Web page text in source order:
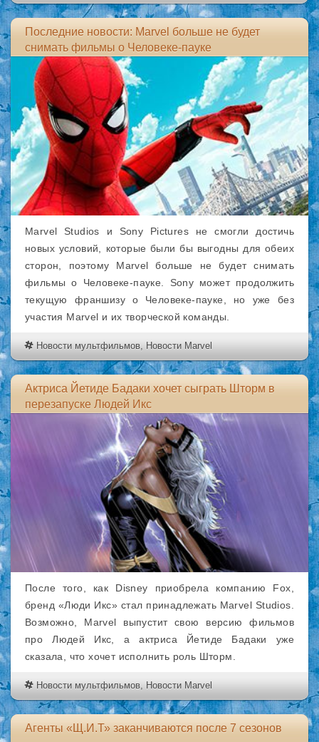
Последние новости: Marvel больше не будет
снимать фильмы о Человеке-пауке
Marvel Studios и Sony Pictures не смогли достичь
новых условий, которые были бы выгодны для обеих
сторон, поэтому Marvel больше не будет снимать
фильмы о Человеке-пауке. Sony может продолжить
текущую франшизу о Человеке-пауке, но уже без
участия Marvel и их творческой команды.
Новости мультфильмов, Новости Marvel
Актриса Йетиде Бадаки хочет сыграть Шторм в
перезапуске Людей Икс
После того, как Disney приобрела компанию Fox,
бренд «Люди Икс» стал принадлежать Marvel Studios.
Возможно, Marvel выпустит свою версию фильмов
про Людей Икс, а актриса Йетиде Бадаки уже
сказала, что хочет исполнить роль Шторм.
Новости мультфильмов, Новости Marvel
Агенты «Щ.И.Т» заканчиваются после 7 сезонов